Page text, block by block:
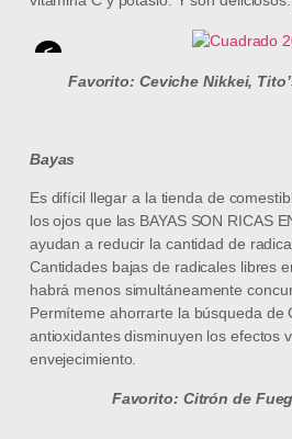
<
Favorito: Ceviche Nikkei,
Bayas
Es difícil llegar a la tienda de
los ojos que las BAYAS SON RICAS
ayudan a reducir la cantidad de
Cantidades bajas de radicales libres
habrá menos simultáneamente
Permíteme ahorrarte la búsqueda de
antioxidantes disminuyen los efectos
envejecimiento.
Favorito: Citrón de